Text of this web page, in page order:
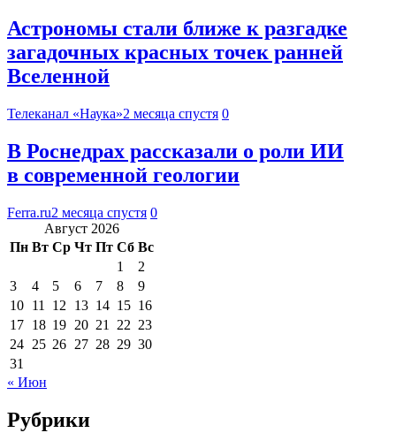
Астрономы стали ближе к разгадке
загадочных красных точек ранней
Вселенной
Телеканал «Наука»2 месяца спустя 0
В Роснедрах рассказали о роли ИИ
в современной геологии
Ferra.ru2 месяца спустя 0
Август 2026
Пн Вт Ср Чт Пт Сб Вс
1
2
3
4 5 6 7 8
9
10 11 12 13 14 15 16
17 18 19 20 21 22 23
24 25 26 27 28 29 30
31
« Июн
Рубрики